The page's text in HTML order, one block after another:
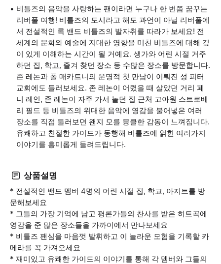
비틀즈의 음악을 사랑하는 팬이라면 누구나 한 번쯤 꿈꾸는
리버풀 여행! 비틀즈의 도시라고 해도 과언이 아닐 리버풀에
서 전설적인 록 밴드 비틀즈의 발자취를 따라가 보세요! 전
세계의 문화와 예술에 지대한 영향을 미친 비틀즈에 대해 깊
이 있게 이해하는 시간이 될 거예요. 생가와 어린 시절 거주
하던 집, 학교, 즐겨 찾던 장소 등 수많은 장소를 방문합니다.
존 레논과 폴 매카트니의 운명적 첫 만남이 이뤄진 성 피터
교회에도 들러보세요. 존 레논이 어렸을 때 살았던 거리 페
니 레인, 존 레논이 자주 가서 놀던 집 근처 고아원 스트로베
리 필드 등 비틀즈의 위대한 음악에 영감을 불어넣은 여러
장소를 직접 둘러보면 왠지 모를 뭉클한 감동이 느껴집니다.
유쾌하고 친절한 가이드가 동행해 비틀즈에 얽힌 여러가지
이야기를 흥미롭게 들려드립니다.
상품설명
* 전설적인 밴드 멤버 4명의 어린 시절 집, 학교, 아지트를 방
문해보세요
* 그들의 가장 기억에 남고 평론가들의 찬사를 받은 히트곡에
영감을 준 많은 장소들을 가까이에서 만나보세요
* 비틀즈 팬심을 마음껏 발휘하고 이 놀라운 모험을 기록할 카
메라를 꼭 가져오세요
* 재미있고 유쾌한 가이드의 이야기를 통해 각 멤버와 그들의